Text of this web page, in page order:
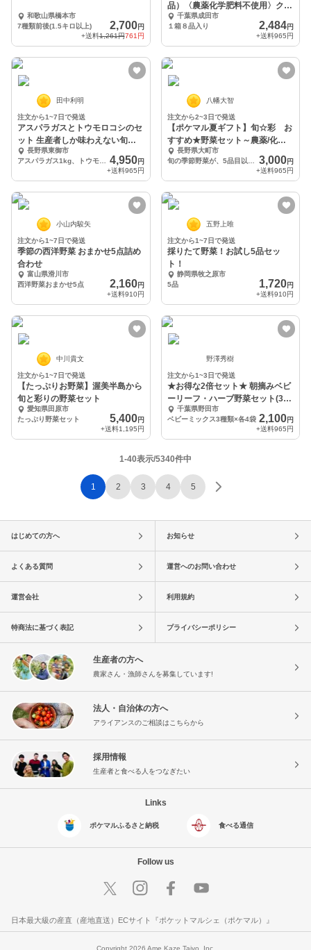
和歌山県橋本市
7種類前後(1.5キロ以上)
2,700円
+送料1,261円761円
品）〈農薬化学肥料不使用〉クー
ル 千葉県成田市
１箱８品入り
2,484円
+送料965円
田中利明
注文から1~7日で発送
アスパラガスとトウモロコシのセ
ット 生産者しか味わえない旬の
味♪長野県東御市
4,950円
+送料965円
八幡大智
注文から2~3日で発送
【ポケマル夏ギフト】旬☆彩 お
すすめ★野菜セット～農薬/化学
肥料・不使用
長野県大町市
3,000円
+送料965円
小山内駿矢
注文から1~7日で発送
季節の西洋野菜 おまかせ5点詰め
合わせ
富山県滑川市
西洋野菜おまかせ5点
2,160円
+送料910円
五野上唯
注文から1~7日で発送
採りたて野菜！お試し5品セッ
ト！
静岡県牧之原市
5品
1,720円
+送料910円
中川貴文
注文から1~7日で発送
【たっぷりお野菜】渥美半島から
旬と彩りの野菜セット
愛知県田原市
たっぷり野菜セット
5,400円
+送料1,195円
野澤秀樹
注文から1~3日で発送
★お得な2倍セット★ 朝摘みベビ
ーリーフ・ハーブ野菜セット(3種
類)千葉県野田市
ベビーミックス3種類×各4袋 2,100円
+送料965円
1-40表示/5340件中
1 2 3 4 5
はじめての方へ お知らせ
よくある質問 運営へのお問い合わせ
運営会社 利用規約
特商法に基づく表記 プライバシーポリシー
生産者の方へ
農家さん・漁師さんを募集しています!
法人・自治体の方へ
アライアンスのご相談はこちらから
採用情報
生産者と食べる人をつなぎたい
Links
ポケマルふるさと納税 食べる通信
Follow us
日本最大級の産直（産地直送）ECサイト『ポケットマルシェ（ポケマル）』
Copyright 2026 Ame Kaze Taiyo, Inc.